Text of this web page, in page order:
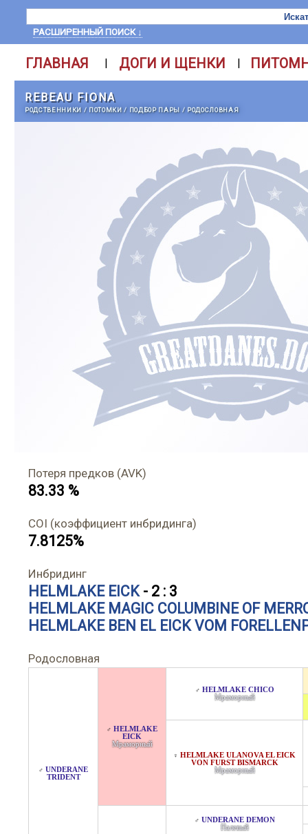
РАСШИРЕННЫЙ ПОИСК ↓
ГЛАВНАЯ | ДОГИ И ЩЕНКИ |
REBEAU FIONA
РОДСТВЕННИКИ / ПОТОМКИ/ ПОДБОР ПАРЫ / РОДОСЛОВНАЯ
Потеря предков (AVK)
83.33 %
COI (коэффициент инбридинга)
7.8125%
Инбридинг
HELMLAKE EICK- 2 : 3
HELMLAKE MAGIC COLUMBINE OF
HELMLAKE BEN EL EICK VOM
Родословная
♂ UNDERANE
TRIDENT
♂ HELMLAKE
EICK
Мраморный
♂ HELMLAKE CHICO
Мраморный
♀ HELMLAKE ULANOVA EL EICK
VON FURST BISMARCK
Мраморный
♂ UNDERANE DEMON
Палевый